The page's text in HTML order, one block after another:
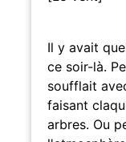
Il y avait
ce soir-là.
soufflait
faisant
arbres. Ou